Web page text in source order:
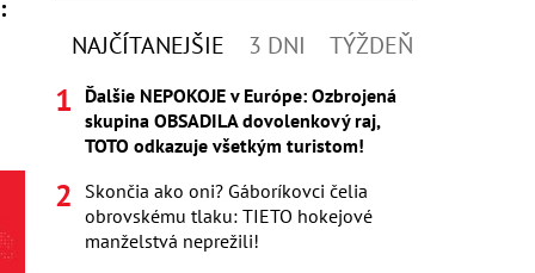
NAJČÍTANEJŠIE 3 DNI TÝŽDEŇ
Ďalšie NEPOKOJE v Európe: Ozbrojená
skupina OBSADILA dovolenkový raj,
TOTO odkazuje všetkým turistom!
Skončia ako oni? Gáboríkovci čelia
obrovskému tlaku: TIETO hokejové
manželstvá neprežili!